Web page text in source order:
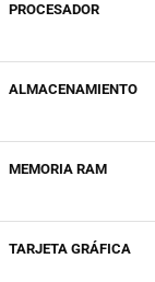
PROCESADOR
ALMACENAMIENTO
MEMORIA RAM
TARJETA GRÁFICA